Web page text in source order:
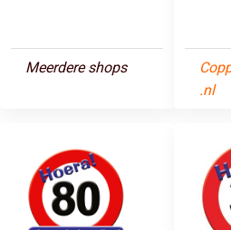
Meerdere shops
.nl